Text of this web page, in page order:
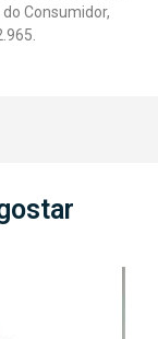
Consumidor,